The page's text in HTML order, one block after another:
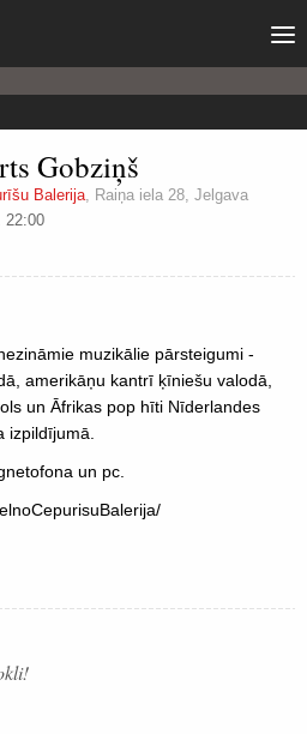
Gobziņš
Balerija, Raiņa iela 28, Jelgava
22:00
muzikālie pārsteigumi -
amerikāņu kantrī ķīniešu valodā,
un Āfrikas pop hīti Nīderlandes
izpildījumā.
un pc.